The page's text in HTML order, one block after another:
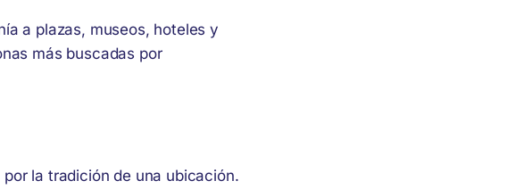
a plazas, museos, hoteles y
más buscadas por
la tradición de una ubicación.